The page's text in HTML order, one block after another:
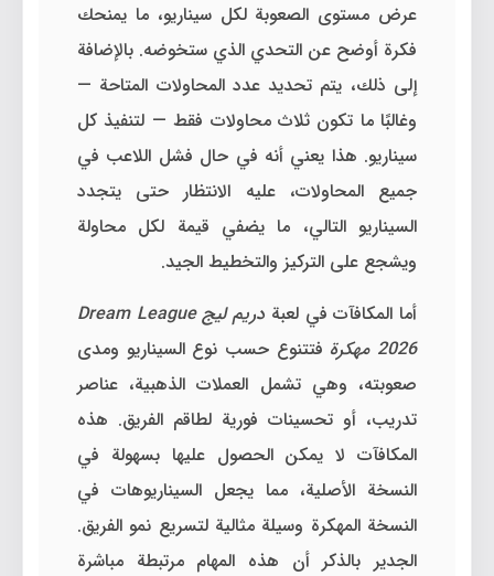
عرض مستوى الصعوبة لكل سيناريو، ما يمنحك
فكرة أوضح عن التحدي الذي ستخوضه. بالإضافة
إلى ذلك، يتم تحديد عدد المحاولات المتاحة —
وغالبًا ما تكون ثلاث محاولات فقط — لتنفيذ كل
سيناريو. هذا يعني أنه في حال فشل اللاعب في
جميع المحاولات، عليه الانتظار حتى يتجدد
السيناريو التالي، ما يضفي قيمة لكل محاولة
ويشجع على التركيز والتخطيط الجيد.
أما المكافآت في لعبة
دريم ليج Dream League
2026 مهكرة
فتتنوع حسب نوع السيناريو ومدى
صعوبته، وهي تشمل العملات الذهبية، عناصر
تدريب، أو تحسينات فورية لطاقم الفريق. هذه
المكافآت لا يمكن الحصول عليها بسهولة في
النسخة الأصلية، مما يجعل السيناريوهات في
النسخة المهكرة وسيلة مثالية لتسريع نمو الفريق.
الجدير بالذكر أن هذه المهام مرتبطة مباشرة